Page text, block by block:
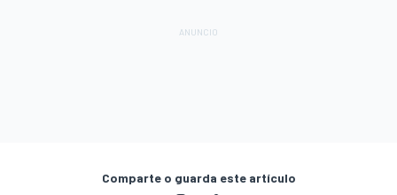
Comparte o guarda este artículo